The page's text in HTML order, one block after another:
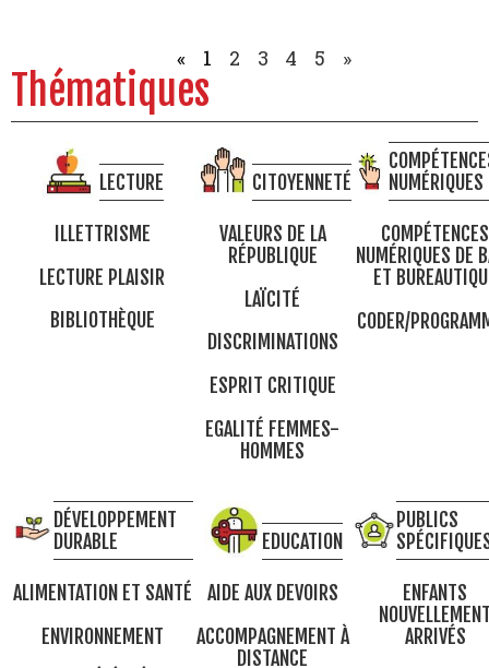
« 1 2 3 4 5 »
Thématiques
LECTURE
ILLETTRISME
LECTURE PLAISIR
BIBLIOTHÈQUE
CITOYENNETÉ
VALEURS DE LA
RÉPUBLIQUE
LAÏCITÉ
DISCRIMINATIONS
ESPRIT CRITIQUE
EGALITÉ FEMMES-
HOMMES
NUMÉRIQUES
COMPÉTENCES
NUMÉRIQUES DE
ET
CODER/
DÉVELOPPEMENT
DURABLE
ALIMENTATION ET SANTÉ
ENVIRONNEMENT
EDUCATION
AIDE AUX DEVOIRS
ACCOMPAGNEMENT À
DISTANCE
PUBLICS
ENFANTS
ARRIVÉS